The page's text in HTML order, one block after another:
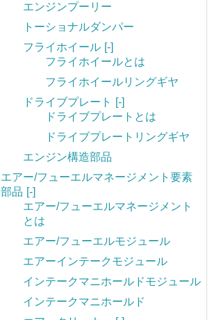
エンジンプーリー
トーショナルダンパー
フライホイール [-]
フライホイールとは
フライホイールリングギヤ
ドライブプレート
[-]
ドライブプレートとは
ドライブプレートリングギヤ
エンジン構造部品
エアー/フューエルマネージメント要素
部品 [-]
エアー/フューエルマネージメント
とは
エアー/フューエルモジュール
エアーインテークモジュール
インテークマニホールドモジュール
インテークマニホールド